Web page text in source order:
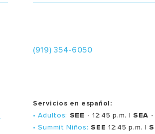
(919) 354-6050
Servicios en español:
• Adultos: SEE - 12:45 p.m. |SEA
• Summit Niños:SEE 12:45 p.m. |